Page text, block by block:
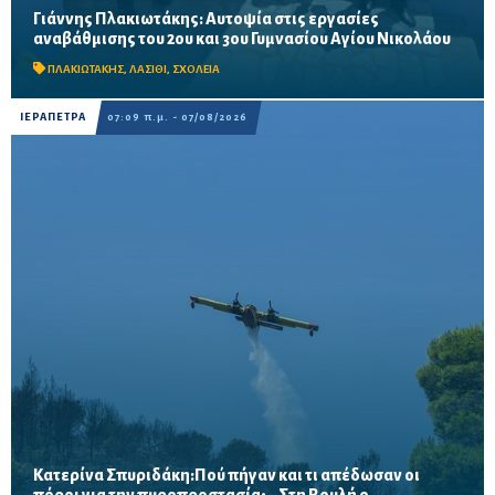
Γιάννης Πλακιωτάκης: Αυτοψία στις εργασίες
αναβάθμισης του 2ου και 3ου Γυμνασίου Αγίου Νικολάου
ΠΛΑΚΙΩΤΑΚΗΣ, ΛΑΣΙΘΙ, ΣΧΟΛΕΙΑ
Οι παρεμβάσεις του προγράμματος «Μαριέττα Γιαννάκου»
αναμένεται να ολοκληρωθούν πριν από τη νέα σχολική χρονιά –
Προβλέπονται ανακαινίσεις αιθουσών, αύλειων και...
ΙΕΡΑΠΕΤΡΑ 07:09 π.μ. - 07/08/2026
Κατερίνα Σπυριδάκη:Πού πήγαν και τι απέδωσαν οι